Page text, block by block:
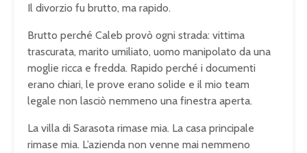
Il divorzio fu brutto, ma rapido.
Brutto perché Caleb provò ogni strada: vittima
trascurata, marito umiliato, uomo manipolato da una
moglie ricca e fredda. Rapido perché i documenti
erano chiari, le prove erano solide e il mio team
legale non lasciò nemmeno una finestra aperta.
La villa di Sarasota rimase mia. La casa principale
rimase mia. L’azienda non venne mai nemmeno